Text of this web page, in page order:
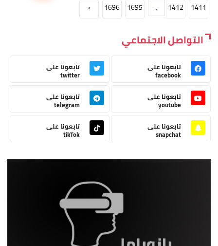
1411
1412
...
1695
1696
›
التواصل الاجتماعي
تابعونا على
facebook
تابعونا على
twitter
تابعونا على
youtube
تابعونا على
telegram
تابعونا على
snapchat
تابعونا على
tikTok